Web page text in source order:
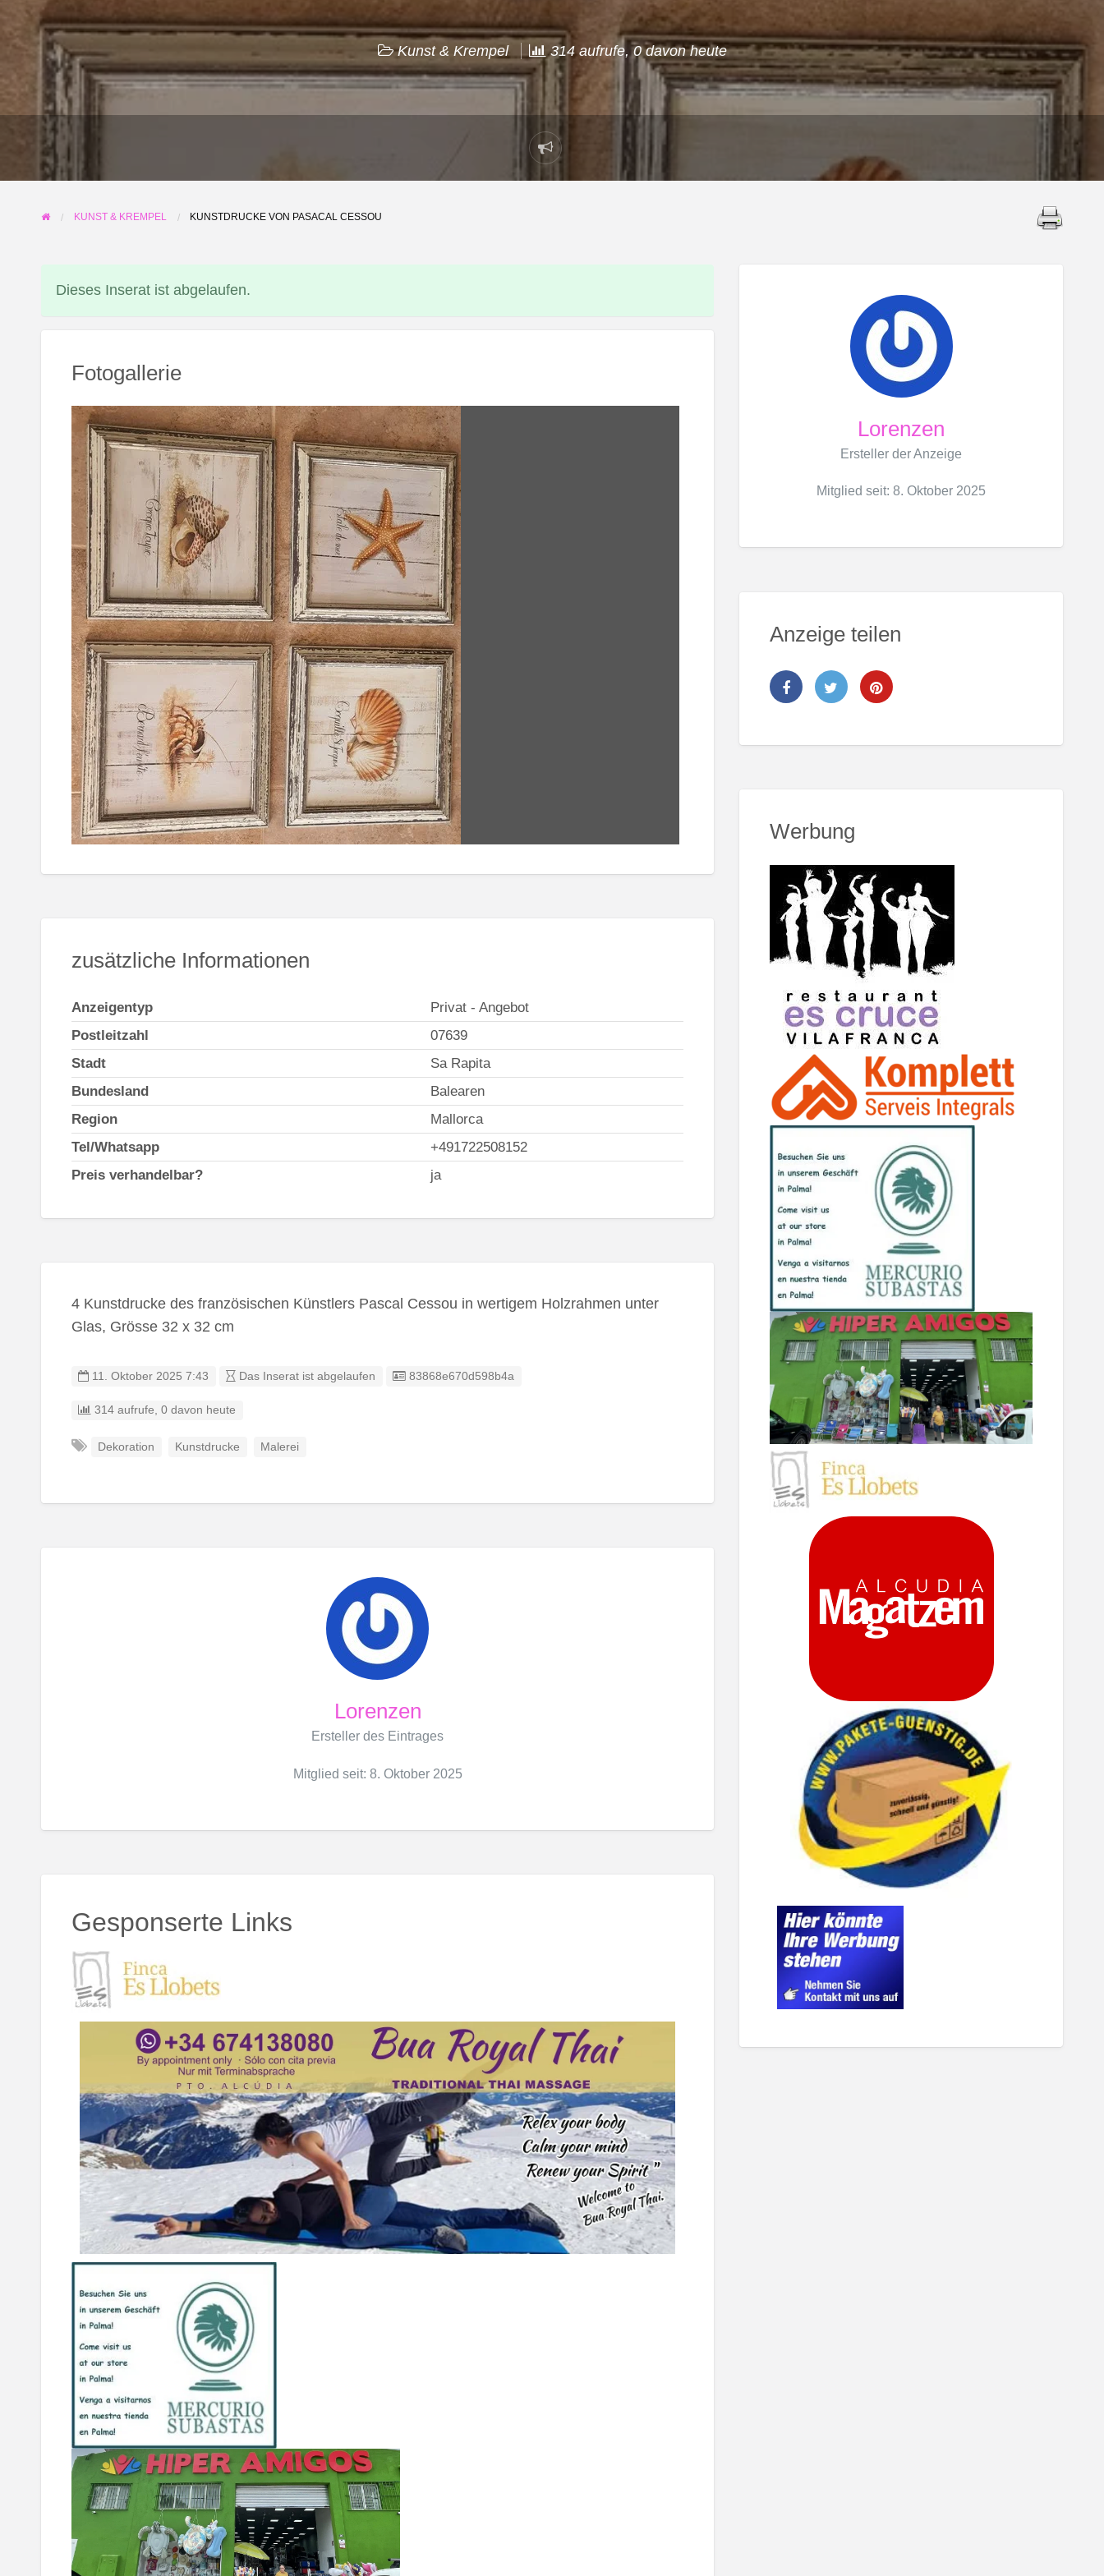
NL
PL
Kunst & Krempel 314 aufrufe, 0 davon heute
Problem
melden
KUNST & KREMPEL KUNSTDRUCKE VON PASACAL CESSOU
Dieses Inserat ist abgelaufen.
Fotogallerie
zusätzliche Informationen
Anzeigentyp
Privat - Angebot
Postleitzahl
07639
Stadt
Sa Rapita
Bundesland
Balearen
Region
Mallorca
Tel/Whatsapp
+491722508152
Preis verhandelbar?
ja
4 Kunstdrucke des französischen Künstlers Pascal Cessou in wertigem Holzrahmen unter
Glas, Grösse 32 x 32 cm
11. Oktober 2025 7:43 Das Inserat ist abgelaufen Eintrag-ID:
83868e670d598b4a
314 aufrufe, 0 davon heute
Dekoration Kunstdrucke Malerei
Lorenzen
Ersteller des Eintrages
Mitglied seit: 8. Oktober 2025
Gesponserte Links
Lorenzen
Ersteller der Anzeige
Mitglied seit: 8. Oktober 2025
Anzeige teilen
Werbung